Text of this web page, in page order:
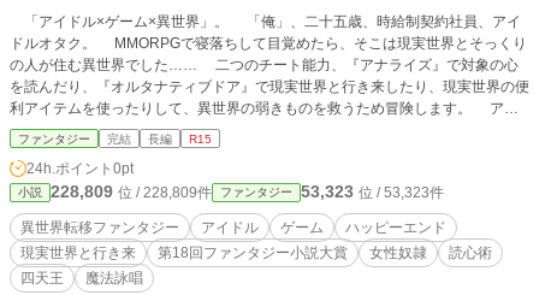
「アイドル×ゲーム×異世界」。 「俺」、二十五歳、時給制契約社員、アイ
ドルオタク。 ММORPGで寝落ちして目覚めたら、そこは現実世界とそっくり
の人が住む異世界でした…… 二つのチート能力、『アナライズ』で対象の心
を読んだり、『オルタナティブドア』で現実世界と行き来したり、現実世界の便
利アイテムを使ったりして、異世界の弱きものを救うため冒険します。 アイ
ドルとパーティを組んで一緒に冒険してみたい…… アイドル好きの人なら誰
でも一度は考えたであろう妄想をラノベにしてみました。 「アナタの妄想
叶えます」 「誰かの……じゃない、これは『俺（キミ）』の物語」…… 見
つけてくれてありがとうございます。 右も左もわからないど素人です。これ
であってますか？ 意地でも『スキル』を使わないという謎縛りをしていま
す。 一応起承転結を意識しています。最初つまらないからといって、すべて
つまらないとは限りません。 「〇主人公視点」から突然「◇他者視点」にな
ったり、「◆三人称視点」に変更することがあります ご了承ください。 バ
ファンタジー 完結 長編 R15
24h.ポイント 0pt
小説 228,809 位 / 228,809件 ファンタジー 53,323 位 / 53,323件
異世界転移ファンタジー アイドル ゲーム
ハッピーエンド
現実世界と行き来
第18回ファンタジー小説大賞 女性奴隷
読心術
四天王
魔法詠唱